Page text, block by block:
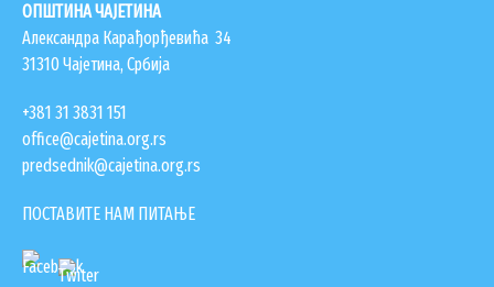
ОПШТИНА ЧАЈЕТИНА
Александра Карађорђевића 34
31310 Чајетина, Србија
+381 31 3831 151
office@cajetina.org.rs
predsednik@cajetina.org.rs
ПОСТАВИТЕ НАМ ПИТАЊЕ